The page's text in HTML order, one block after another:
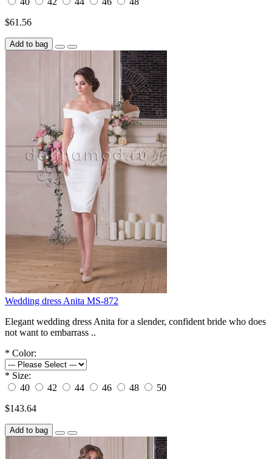
$61.56
Add to bag
Wedding dress Anita MS-872
Elegant wedding dress Anita for a slender, confident bride who does
not want to embarrass ..
* Color:
* Size:
40
42 44 46 48
50
$143.64
Add to bag